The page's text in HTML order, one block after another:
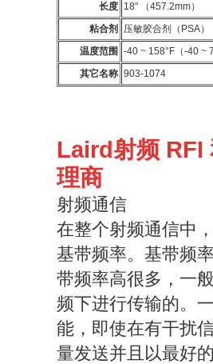
长度 18" （457.2mm）
粘合剂
压敏胶合剂（PSA）
温度范围
-40 ~ 158°F（-40 ~
其它名称 903-1074
Laird射频 RFI
理商
射频通信
在整个射频通信中
基带频率。基带频
带频率高很多，一
频下进行传输的。
能，即使在有干扰
量发送并且以最好